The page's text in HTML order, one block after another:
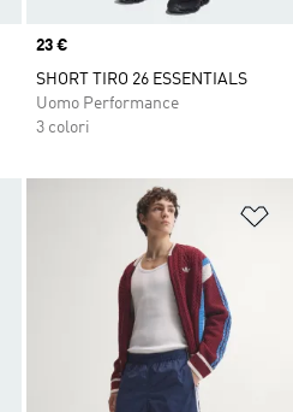
Price
23 €
SHORT TIRO 26 ESSENTIALS
Uomo Performance
3 colori
Aggiungi alla lista dei desideri